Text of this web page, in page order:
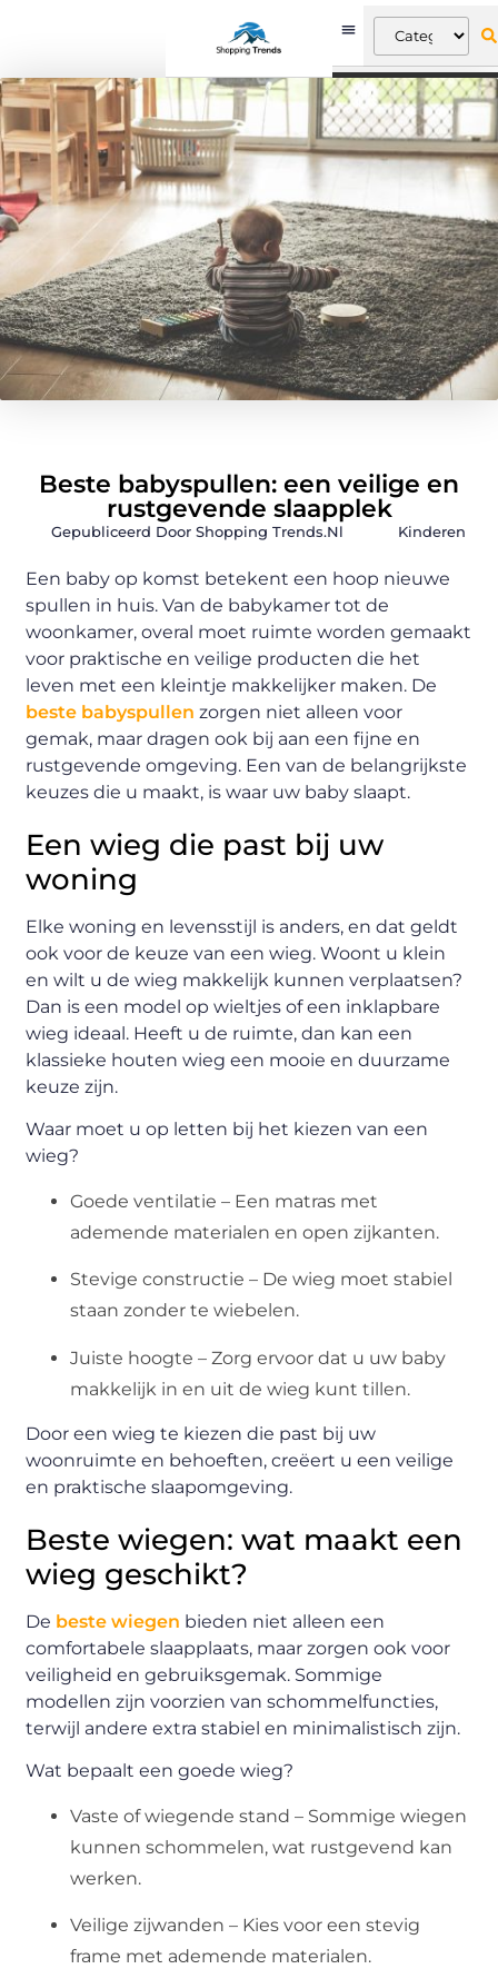
Beste babyspullen: een veilige en
rustgevende slaapplek
Gepubliceerd Door Shopping Trends.nl Kinderen
Een baby op komst betekent een hoop nieuwe
spullen in huis. Van de babykamer tot de
woonkamer, overal moet ruimte worden gemaakt
voor praktische en veilige producten die het
leven met een kleintje makkelijker maken. De
beste babyspullen zorgen niet alleen voor
gemak, maar dragen ook bij aan een fijne en
rustgevende omgeving. Een van de belangrijkste
keuzes die u maakt, is waar uw baby slaapt.
Een wieg die past bij uw
woning
Elke woning en levensstijl is anders, en dat geldt
ook voor de keuze van een wieg. Woont u klein
en wilt u de wieg makkelijk kunnen verplaatsen?
Dan is een model op wieltjes of een inklapbare
wieg ideaal. Heeft u de ruimte, dan kan een
klassieke houten wieg een mooie en duurzame
keuze zijn.
Waar moet u op letten bij het kiezen van een
wieg?
Goede ventilatie – Een matras met
ademende materialen en open zijkanten.
Stevige constructie – De wieg moet stabiel
staan zonder te wiebelen.
Juiste hoogte – Zorg ervoor dat u uw baby
makkelijk in en uit de wieg kunt tillen.
Door een wieg te kiezen die past bij uw
woonruimte en behoeften, creëert u een veilige
en praktische slaapomgeving.
Beste wiegen: wat maakt een
wieg geschikt?
De beste wiegen bieden niet alleen een
comfortabele slaapplaats, maar zorgen ook voor
veiligheid en gebruiksgemak. Sommige
modellen zijn voorzien van schommelfuncties,
terwijl andere extra stabiel en minimalistisch zijn.
Wat bepaalt een goede wieg?
Vaste of wiegende stand – Sommige wiegen
kunnen schommelen, wat rustgevend kan
werken.
Veilige zijwanden – Kies voor een stevig
frame met ademende materialen.